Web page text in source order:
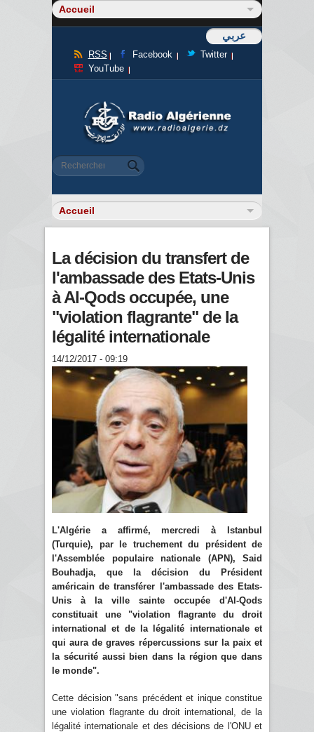
عربي
RSS Facebook
Twitter
YouTube
Formulaire de recherche
Rechercher
La décision du transfert de
l'ambassade des Etats-Unis
à Al-Qods occupée, une
"violation flagrante" de la
légalité internationale
14/12/2017 - 09:19
L'Algérie a affirmé, mercredi à Istanbul
(Turquie), par le truchement du président de
l'Assemblée populaire nationale (APN), Said
Bouhadja, que la décision du Président
américain de transférer l'ambassade des Etats-
Unis à la ville sainte occupée d'Al-Qods
constituait une "violation flagrante du droit
international et de la légalité internationale et
qui aura de graves répercussions sur la paix et
la sécurité aussi bien dans la région que dans
le monde".
Cette décision "sans précédent et inique constitue
une violation flagrante du droit international, de la
légalité internationale et des décisions de l'ONU et